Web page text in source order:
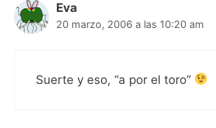
Eva
20 marzo, 2006 a las 10:20 am
Suerte y eso, “a por el toro”